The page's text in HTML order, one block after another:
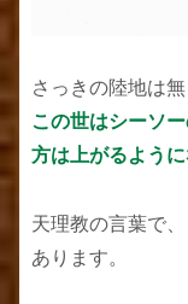
さっきの陸地は
この世はシーソ
方は上がるよう
天理教の言葉で、
あります。